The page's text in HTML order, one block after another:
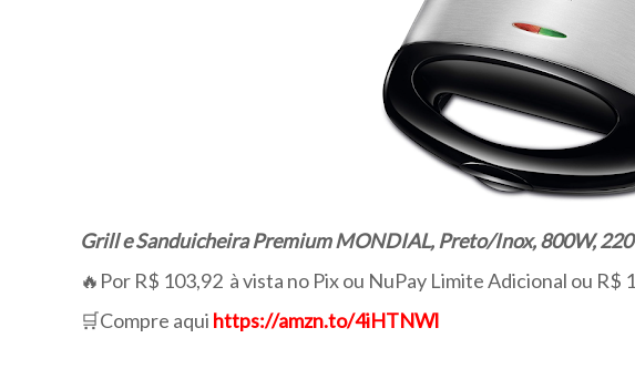
Grill e Sanduicheira Premium MONDIAL, Preto/Inox, 800W,
🔥Por R$ 103,92 à vista no Pix ou NuPay Limite Adicional ou R$
🛒Compre aqui https://amzn.to/4iHTNWl